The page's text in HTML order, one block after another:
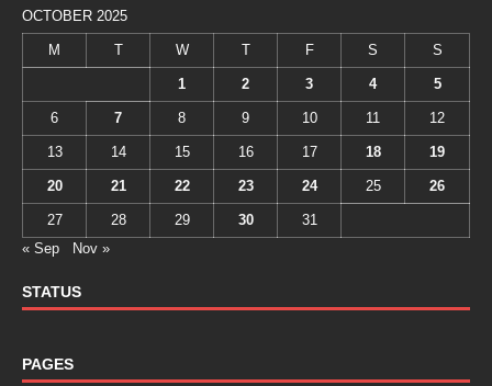
OCTOBER 2025
M T W T F S S
1 2 3 4 5
6 7 8 9 10 11 12
13 14 15 16 17 18 19
20 21 22 23 24 25 26
27 28 29 30
31
« Sep
Nov »
STATUS
PAGES